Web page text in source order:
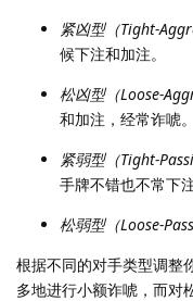
紧凶型（Tight-
候下注和加注。
松凶型（Loose-
和加注，经常诈唬。
紧弱型（Tight-
手牌不错也不常下
松弱型（Loose-
根据不同的对手类型调整
多地进行小额诈唬，而对